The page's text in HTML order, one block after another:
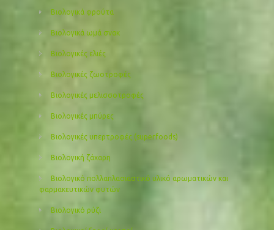
Βιολογικά φρούτα
Βιολογικά ωμά σνακ
Βιολογικές ελιές
Βιολογικές ζωοτροφές
Βιολογικές μελισσοτροφές
Βιολογικές μπύρες
Βιολογικές υπερτροφές (superfoods)
Βιολογική ζάχαρη
Βιολογικό πολλαπλασιαστικό υλικό αρωματικών και
φαρμακευτικών φυτών
Βιολογικό ρύζι